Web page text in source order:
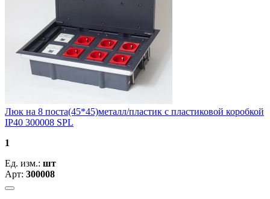
Люк на 8 поста(45*45)металл/пластик с пластиковой коробкой
IP40 300008 SPL
1
Ед. изм.: шт
Арт: 300008